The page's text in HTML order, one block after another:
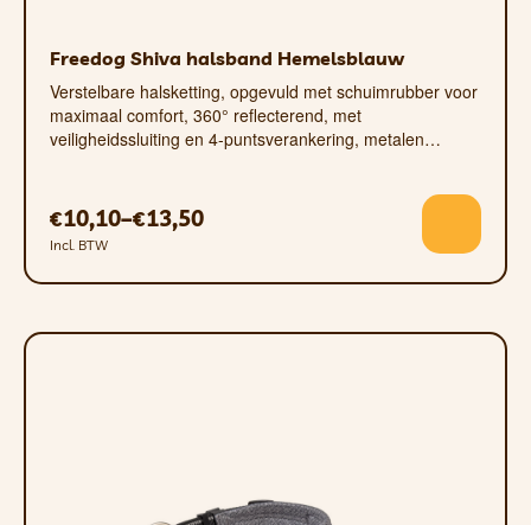
Freedog Shiva halsband Hemelsblauw
Verstelbare halsketting, opgevuld met schuimrubber voor
maximaal comfort, 360° reflecterend, met
veiligheidssluiting en 4-puntsverankering, metalen…
€10,10–€13,50
Incl. BTW